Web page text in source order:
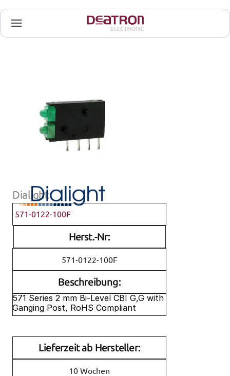
Dialight
571-0122-100F
Herst.-Nr:
571-0122-100F
Beschreibung:
571 Series 2 mm Bi-Level CBI G,G with
Ganging Post, RoHS Compliant
Lieferzeit ab Hersteller:
10 Wochen